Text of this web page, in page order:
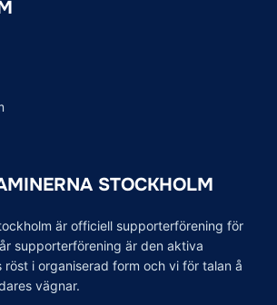
STOCKHOLM
är officiell supporterförening för
supporterförening är den aktiva
röst i organiserad form och vi för talan å
vägnar.